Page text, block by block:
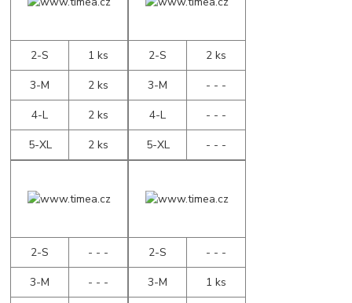
2-S
1 ks
3-M
2 ks
4-L
2 ks
5-XL
2 ks
2-S
2 ks
3-M
- - -
4-L
- - -
5-XL
- - -
2-S
- - -
3-M
- - -
2-S
- - -
3-M
1 ks